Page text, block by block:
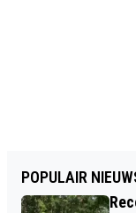
POPULAIR